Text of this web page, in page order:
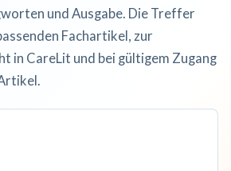
und Ausgabe. Die Treffer
Fachartikel, zur
in CareLit und bei gültigem Zugang